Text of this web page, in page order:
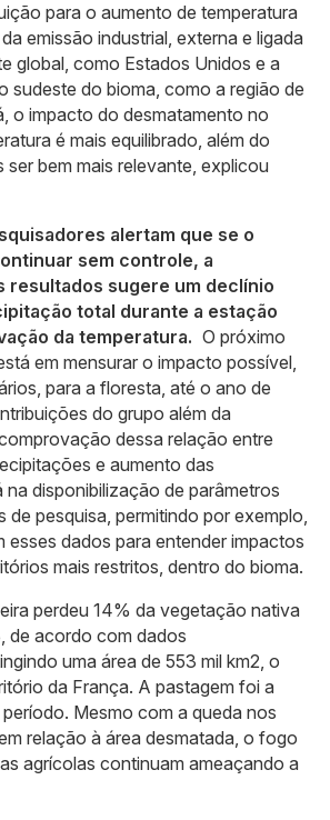
para o aumento de temperatura
emissão industrial, externa e ligada
global, como Estados Unidos e a
sudeste do bioma, como a região de
o impacto do desmatamento no
é mais equilibrado, além do
bem mais relevante, explicou
alertam que se o
sem controle, a
resultados sugere um declínio
total durante a estação
da temperatura. O próximo
em mensurar o impacto possível,
para a floresta, até o ano de
do grupo além da
dessa relação entre
e aumento das
na disponibilização de parâmetros
de pesquisa, permitindo por exemplo,
esses dados para entender impactos
mais restritos, dentro do bioma.
perdeu 14% da vegetação nativa
de acordo com dados
uma área de 553 mil km2, o
da França. A pastagem foi a
Mesmo com a queda nos
relação à área desmatada, o fogo
agrícolas continuam ameaçando a